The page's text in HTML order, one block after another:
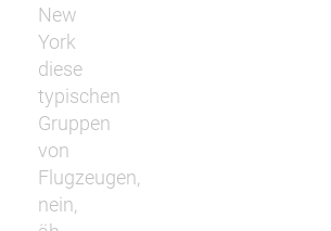
New
York
diese
typischen
Gruppen
von
Flugzeugen,
nein,